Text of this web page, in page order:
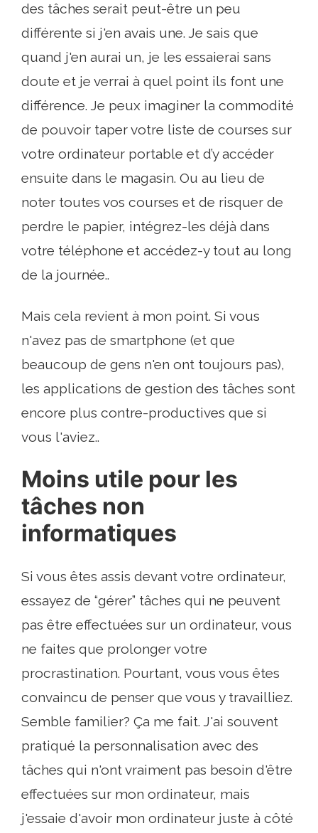
des tâches serait peut-être un peu
différente si j'en avais une. Je sais que
quand j'en aurai un, je les essaierai sans
doute et je verrai à quel point ils font une
différence. Je peux imaginer la commodité
de pouvoir taper votre liste de courses sur
votre ordinateur portable et d’y accéder
ensuite dans le magasin. Ou au lieu de
noter toutes vos courses et de risquer de
perdre le papier, intégrez-les déjà dans
votre téléphone et accédez-y tout au long
de la journée..
Mais cela revient à mon point. Si vous
n'avez pas de smartphone (et que
beaucoup de gens n'en ont toujours pas),
les applications de gestion des tâches sont
encore plus contre-productives que si
vous l'aviez..
Moins utile pour les
tâches non
informatiques
Si vous êtes assis devant votre ordinateur,
essayez de “gérer” tâches qui ne peuvent
pas être effectuées sur un ordinateur, vous
ne faites que prolonger votre
procrastination. Pourtant, vous vous êtes
convaincu de penser que vous y travailliez.
Semble familier? Ça me fait. J'ai souvent
pratiqué la personnalisation avec des
tâches qui n'ont vraiment pas besoin d'être
effectuées sur mon ordinateur, mais
j'essaie d'avoir mon ordinateur juste à côté